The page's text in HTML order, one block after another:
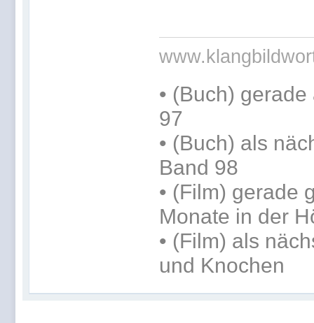
• (Buch) gerade
97
• (Buch) als
Band 98
• (Film) gerade
Monate in der
• (Film) als
und Knochen